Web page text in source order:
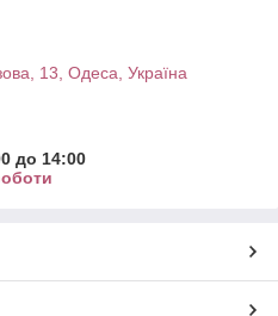
13, Одеса, Україна
до 14:00